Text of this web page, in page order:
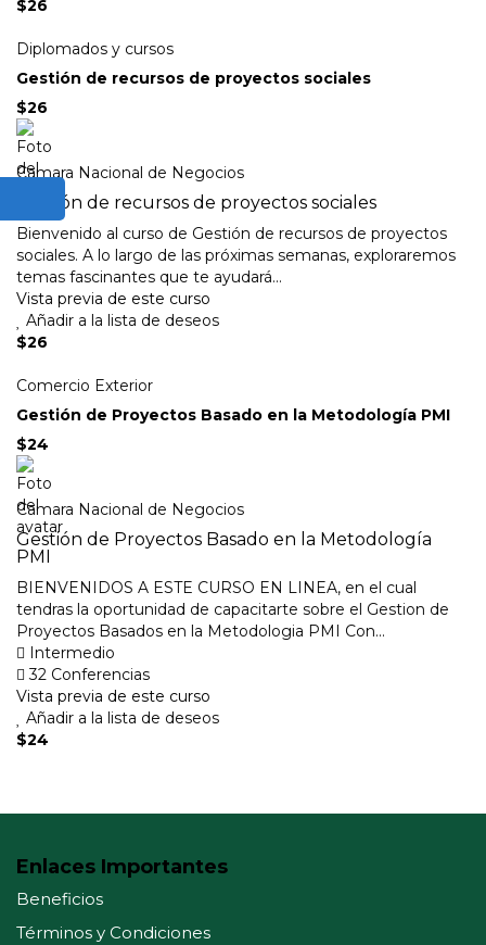
$26
Diplomados y cursos
Gestión de recursos de proyectos sociales
$26
Camara Nacional de Negocios
Gestión de recursos de proyectos sociales
Bienvenido al curso de Gestión de recursos de proyectos
sociales. A lo largo de las próximas semanas, exploraremos
temas fascinantes que te ayudará...
Vista previa de este curso
Añadir a la lista de deseos
$26
Comercio Exterior
Gestión de Proyectos Basado en la Metodología PMI
$24
Camara Nacional de Negocios
Gestión de Proyectos Basado en la Metodología
PMI
BIENVENIDOS A ESTE CURSO EN LINEA, en el cual
tendras la oportunidad de capacitarte sobre el Gestion de
Proyectos Basados en la Metodologia PMI Con...
Intermedio
32 Conferencias
Vista previa de este curso
Añadir a la lista de deseos
$24
Enlaces Importantes
Beneficios
Términos y Condiciones